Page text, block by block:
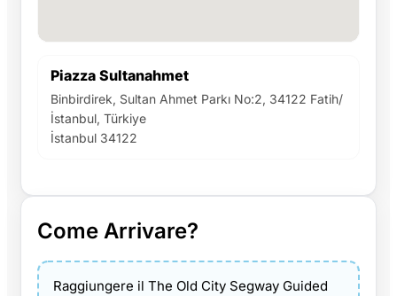
Piazza Sultanahmet
Binbirdirek, Sultan Ahmet Parkı No:2, 34122 Fatih/
İstanbul, Türkiye
İstanbul 34122
Come Arrivare?
Raggiungere il The Old City Segway Guided